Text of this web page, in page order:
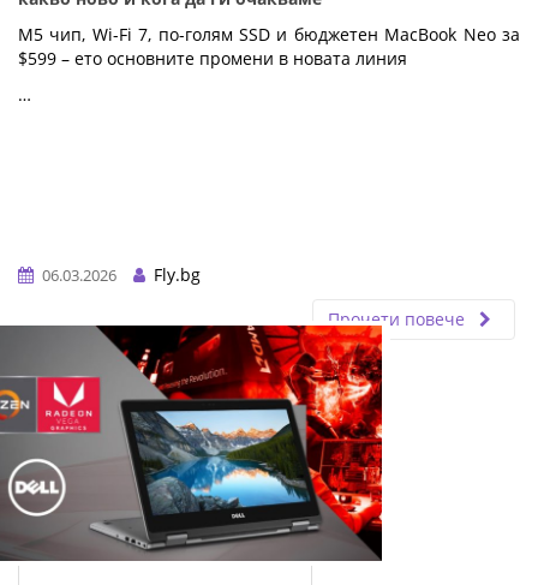
M5 чип, Wi-Fi 7, по-голям SSD и бюджетен MacBook Neo за
$599 – ето основните промени в новата линия
…
06.03.2026
Fly.bg
Прочети повече